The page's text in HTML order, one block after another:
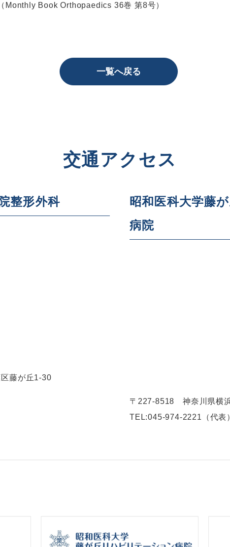
Monthly Book Orthopaedics 36巻 第8号）
一覧へ戻る
交通アクセス
整形外科
藤が丘1-30
昭和医科大学藤
病院
〒227-8518 神奈川県横
TEL:045-974-2221（代表